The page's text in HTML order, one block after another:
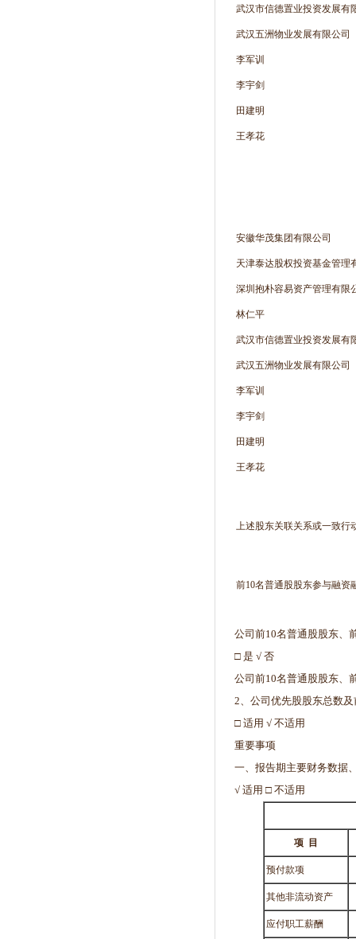
武汉市信德置业投资发展有
武汉五洲物业发展有限公司
李军训
李宇剑
田建明
王孝花
安徽华茂集团有限公司
天津泰达股权投资基金管理
深圳抱朴容易资产管理有限
林仁平
武汉市信德置业投资发展有
武汉五洲物业发展有限公司
李军训
李宇剑
田建明
王孝花
上述股东关联关系或一致行
前10名普通股股东参与融资
公司前10名普通股股东、
□ 是 √ 否
公司前10名普通股股东、
2、公司优先股股东总数
□ 适用 √ 不适用
重要事项
一、报告期主要财务数据
√ 适用 □ 不适用
项 目
预付款项
其他非流动资产
应付职工薪酬